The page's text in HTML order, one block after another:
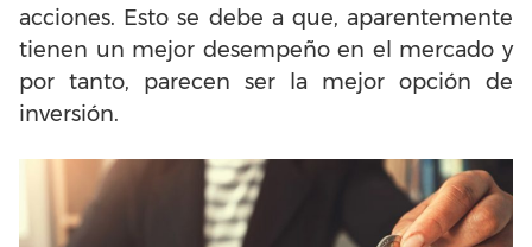
acciones. Esto se debe a que, aparentemente
tienen un mejor desempeño en el mercado y
por tanto, parecen ser la mejor opción de
inversión.